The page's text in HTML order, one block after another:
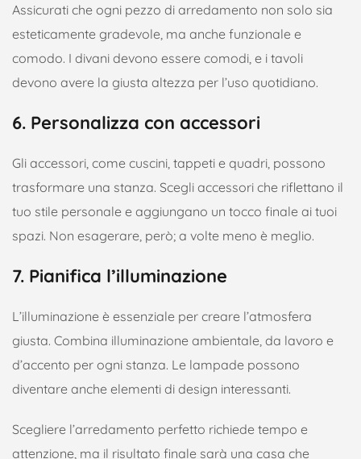
Assicurati che ogni pezzo di arredamento non solo sia
esteticamente gradevole, ma anche funzionale e
comodo. I divani devono essere comodi, e i tavoli
devono avere la giusta altezza per l’uso quotidiano.
6. Personalizza con accessori
Gli accessori, come cuscini, tappeti e quadri, possono
trasformare una stanza. Scegli accessori che riflettano il
tuo stile personale e aggiungano un tocco finale ai tuoi
spazi. Non esagerare, però; a volte meno è meglio.
7. Pianifica l’illuminazione
L’illuminazione è essenziale per creare l’atmosfera
giusta. Combina illuminazione ambientale, da lavoro e
d’accento per ogni stanza. Le lampade possono
diventare anche elementi di design interessanti.
Scegliere l’arredamento perfetto richiede tempo e
attenzione, ma il risultato finale sarà una casa che